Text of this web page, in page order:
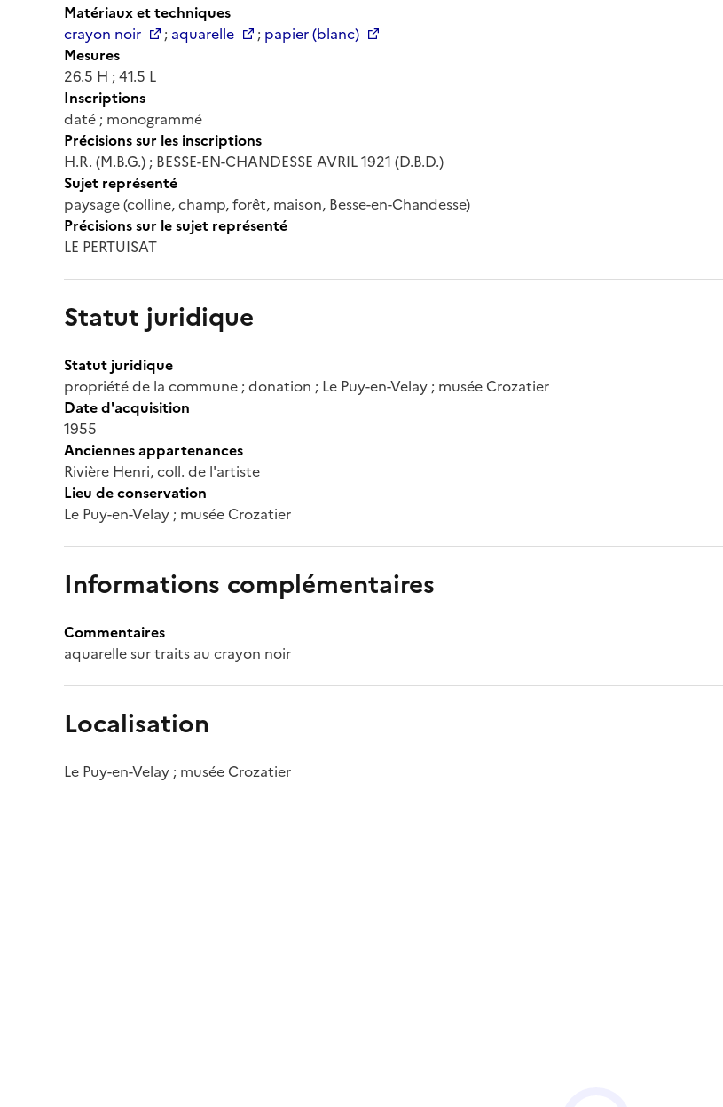
Matériaux et techniques
crayon noir
; aquarelle ; papier (blanc)
Mesures
26.5 H ; 41.5 L
Inscriptions
daté ; monogrammé
Précisions sur les inscriptions
H.R. (M.B.G.) ; BESSE-EN-CHANDESSE AVRIL 1921 (D.B.D.)
Sujet représenté
paysage (colline, champ, forêt, maison, Besse-en-Chandesse)
Précisions sur le sujet représenté
LE PERTUISAT
Statut juridique
Statut juridique
propriété de la commune ; donation ; Le Puy-en-Velay ; musée Crozatier
Date d'acquisition
1955
Anciennes appartenances
Rivière Henri, coll. de l'artiste
Lieu de conservation
Le Puy-en-Velay ; musée Crozatier
Informations complémentaires
Commentaires
aquarelle sur traits au crayon noir
Localisation
Le Puy-en-Velay ; musée Crozatier